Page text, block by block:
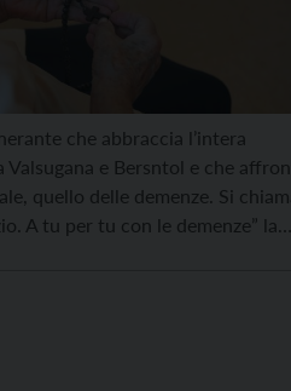
che abbraccia l’intera
Valsugana e Bersntol e che
quello delle demenze. Si
A tu per tu con le demenze” la